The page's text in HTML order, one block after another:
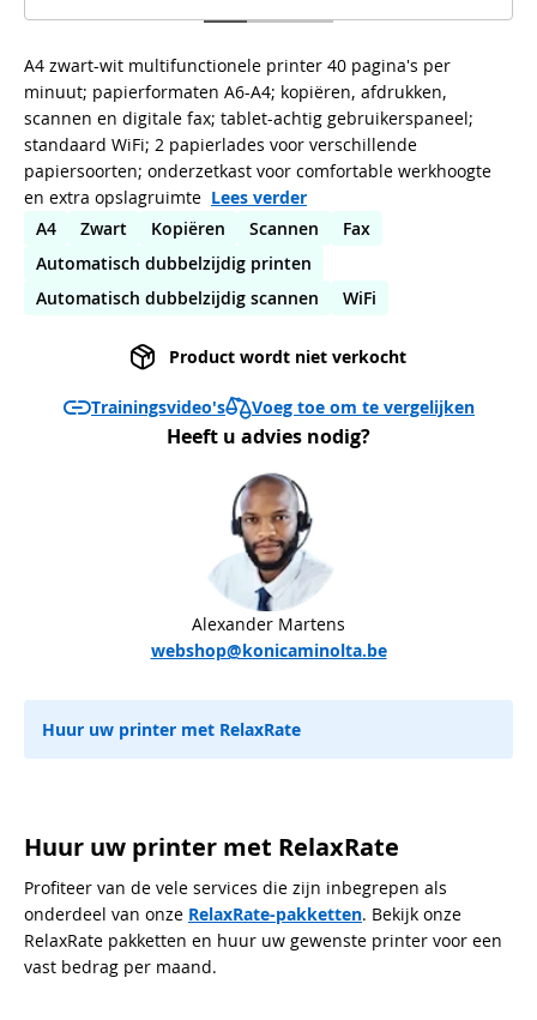
A4 zwart-wit multifunctionele printer 40 pagina's per
minuut; papierformaten A6-A4; kopiëren, afdrukken,
scannen en digitale fax; tablet-achtig gebruikerspaneel;
standaard WiFi; 2 papierlades voor verschillende
papiersoorten; onderzetkast voor comfortable werkhoogte
en extra opslagruimte Lees verder
A4
Zwart Kopiëren Scannen
Fax
Automatisch dubbelzijdig printen
Automatisch dubbelzijdig scannen
WiFi
Product wordt niet verkocht
Trainingsvideo's Voeg toe om te vergelijken
Heeft u advies nodig?
Alexander Martens
webshop@konicaminolta.be
Huur uw printer met RelaxRate
Huur uw printer met RelaxRate
Profiteer van de vele services die zijn inbegrepen als
onderdeel van onze RelaxRate-pakketten. Bekijk onze
RelaxRate pakketten en huur uw gewenste printer voor een
vast bedrag per maand.